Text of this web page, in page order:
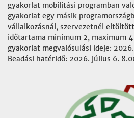
gyakorlat mobilitási programban
gyakorlat egy másik
vállalkozásnál, szervezetnél
időtartama minimum 2, maximum
gyakorlat megvalósulási ideje:
Beadási hatéridő: 2026. július 6.